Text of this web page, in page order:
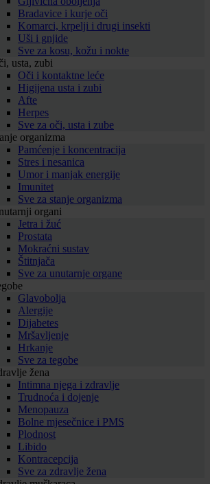
Bradavice i kurje oči
Komarci, krpelji i drugi insekti
Uši i gnjide
Sve za kosu, kožu i nokte
usta, zubi
Oči i kontaktne leće
Higijena usta i zubi
Afte
Herpes
Sve za oči, usta i zube
organizma
Pamćenje i koncentracija
Stres i nesanica
Umor i manjak energije
Imunitet
Sve za stanje organizma
organi
Jetra i žuć
Prostata
Mokraćni sustav
Štitnjača
Sve za unutarnje organe
Glavobolja
Alergije
Dijabetes
Mršavljenje
Hrkanje
Sve za tegobe
žena
Intimna njega i zdravlje
Trudnoća i dojenje
Menopauza
Bolne mjesečnice i PMS
Plodnost
Libido
Kontracepcija
Sve za zdravlje žena